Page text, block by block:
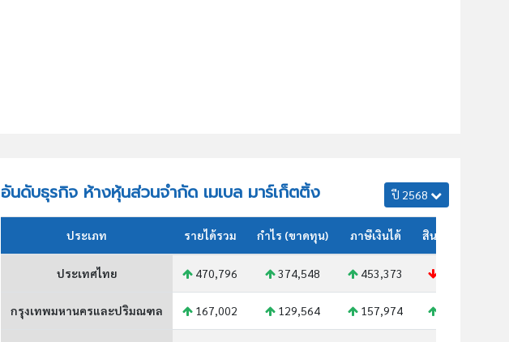
อันดับธุรกิจ ห้างหุ้นส่วนจำกัด เมเบล มาร์เก็ตติ้ง ปี 2568
ประเภท รายได้รวม กำไร (ขาดทุน) ภาษีเงินได้ สินทรัพย์รวม
ประเทศไทย 470,796 374,548 453,373
กรุงเทพมหานครและปริมณฑล 167,002 129,564 157,974